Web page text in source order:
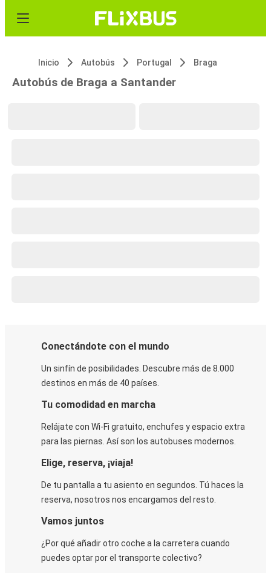
Inicio Autobús Portugal Braga
Autobús de Braga a Santander
Conectándote con el mundo
Un sinfín de posibilidades. Descubre más de 8.000
destinos en más de 40 países.
Tu comodidad en marcha
Relájate con Wi-Fi gratuito, enchufes y espacio extra
para las piernas. Así son los autobuses modernos.
Elige, reserva, ¡viaja!
De tu pantalla a tu asiento en segundos. Tú haces la
reserva, nosotros nos encargamos del resto.
Vamos juntos
¿Por qué añadir otro coche a la carretera cuando
puedes optar por el transporte colectivo?